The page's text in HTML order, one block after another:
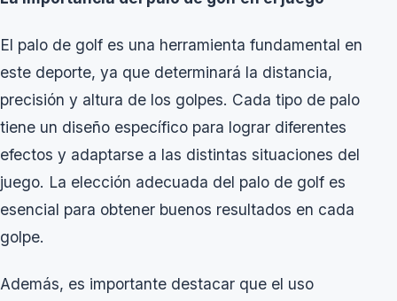
El palo de golf es una herramienta fundamental en
este deporte, ya que determinará la distancia,
precisión y altura de los golpes. Cada tipo de palo
tiene un diseño específico para lograr diferentes
efectos y adaptarse a las distintas situaciones del
juego. La elección adecuada del palo de golf es
esencial para obtener buenos resultados en cada
golpe.
Además, es importante destacar que el uso